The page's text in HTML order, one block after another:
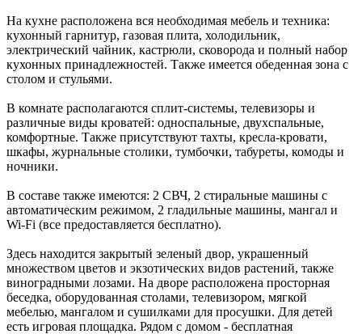
На кухне расположена вся необходимая мебель и техника:
кухонный гарнитур, газовая плита, холодильник,
электрический чайник, кастрюли, сковорода и полный набор
кухонных принадлежностей. Также имеется обеденная зона с
столом и стульями.
В комнате располагаются сплит-системы, телевизоры и
различные виды кроватей: односпальные, двухспальные,
комфортные. Также присутствуют тахты, кресла-кровати,
шкафы, журнальные столики, тумбочки, табуреты, комоды и
ночники.
В составе также имеются: 2 СВЧ, 2 стиральные машины с
автоматическим режимом, 2 гладильные машины, мангал и
Wi-Fi (все предоставляется бесплатно).
Здесь находится закрытый зеленый двор, украшенный
множеством цветов и экзотических видов растений, также
виноградными лозами. На дворе расположена просторная
беседка, оборудованная столами, телевизором, мягкой
мебелью, мангалом и сушилками для просушки. Для детей
есть игровая площадка. Рядом с домом - бесплатная